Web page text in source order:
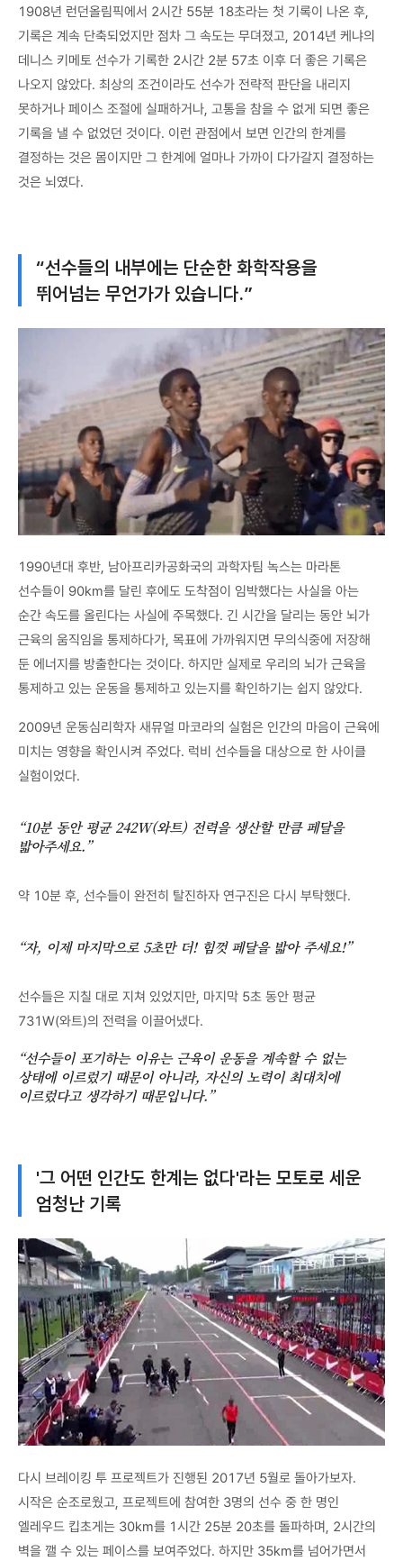
1908년 런던올림픽에서 2시간 55분 18초라는 첫 기록이 나온 후,
기록은 계속 단축되었지만 점차 그 속도는 무뎌졌고, 2014년 케냐의
데니스 키메토 선수가 기록한 2시간 2분 57초 이후 더 좋은 기록은
나오지 않았다. 최상의 조건이라도 선수가 전략적 판단을 내리지
못하거나 페이스 조절에 실패하거나, 고통을 참을 수 없게 되면 좋은
기록을 낼 수 없었던 것이다. 이런 관점에서 보면 인간의 한계를
결정하는 것은 몸이지만 그 한계에 얼마나 가까이 다가갈지 결정하는
것은 뇌였다.
“선수들의 내부에는 단순한 화학작용을
뛰어넘는 무언가가 있습니다.”
1990년대 후반, 남아프리카공화국의 과학자팀 녹스는 마라톤
선수들이 90km를 달린 후에도 도착점이 임박했다는 사실을 아는
순간 속도를 올린다는 사실에 주목했다. 긴 시간을 달리는 동안 뇌가
근육의 움직임을 통제하다가, 목표에 가까워지면 무의식중에 저장해
둔 에너지를 방출한다는 것이다. 하지만 실제로 우리의 뇌가 근육을
통제하고 있는 운동을 통제하고 있는지를 확인하기는 쉽지 않았다.
2009년 운동심리학자 새뮤얼 마코라의 실험은 인간의 마음이 근육에
미치는 영향을 확인시켜 주었다. 럭비 선수들을 대상으로 한 사이클
실험이었다.
“10분 동안 평균 242W(와트) 전력을 생산할 만큼 페달을
밟아주세요.”
약 10분 후, 선수들이 완전히 탈진하자 연구진은 다시 부탁했다.
“자, 이제 마지막으로 5초만 더! 힘껏 페달을 밟아 주세요!”
선수들은 지칠 대로 지쳐 있었지만, 마지막 5초 동안 평균
731W(와트)의 전력을 이끌어냈다.
“선수들이 포기하는 이유는 근육이 운동을 계속할 수 없는
상태에 이르렀기 때문이 아니라, 자신의 노력이 최대치에
이르렀다고 생각하기 때문입니다.”
'그 어떤 인간도 한계는 없다'라는 모토로 세운
엄청난 기록
다시 브레이킹 투 프로젝트가 진행된 2017년 5월로 돌아가보자.
시작은 순조로웠고, 프로젝트에 참여한 3명의 선수 중 한 명인
엘레우드 킵초게는 30km를 1시간 25분 20초를 돌파하며, 2시간의
벽을 깰 수 있는 페이스를 보여주었다. 하지만 35km를 넘어가면서